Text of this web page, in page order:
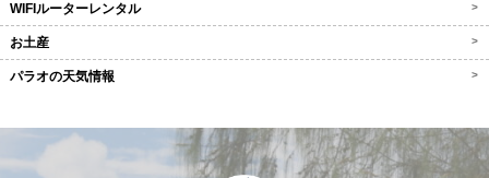
WIFIルーターレンタル >
お土産 >
パラオの天気情報 >